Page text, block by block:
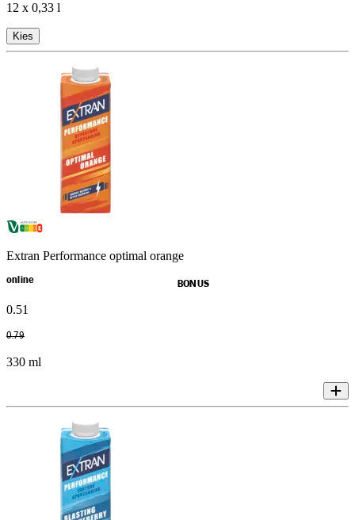
12 x 0,33 l
Kies
Extran Performance optimal orange
online BONUS
0.51
0.79
330 ml